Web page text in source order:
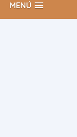
MENÚ